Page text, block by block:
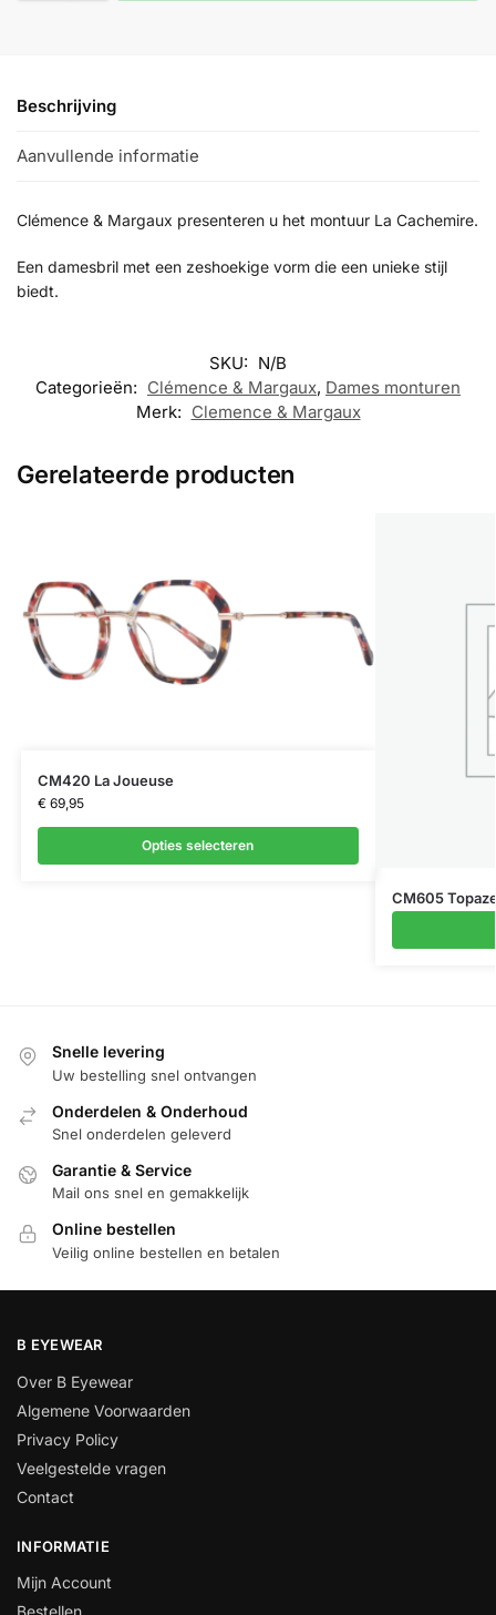
Beschrijving
Aanvullende informatie
Clémence & Margaux presenteren u het montuur La Cachemire.
Een damesbril met een zeshoekige vorm die een unieke stijl
biedt.
SKU: N/B
Categorieën: Clémence & Margaux, Dames monturen
Merk: Clemence & Margaux
Gerelateerde producten
CM420 La Joueuse
€69,95
Opties selecteren
CM605
Snelle levering
Uw bestelling snel ontvangen
Onderdelen & Onderhoud
Snel onderdelen geleverd
Garantie & Service
Mail ons snel en gemakkelijk
Online bestellen
Veilig online bestellen en betalen
B EYEWEAR
Over B Eyewear
Algemene Voorwaarden
Privacy Policy
Veelgestelde vragen
Contact
INFORMATIE
Mijn Account